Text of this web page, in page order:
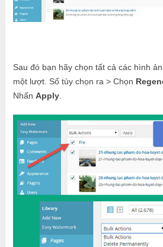
Sau đó bạn hãy chọn tất cả các hình
một lượt. Sổ tùy chọn ra > Chọn
Nhấn Apply.